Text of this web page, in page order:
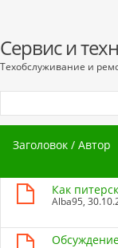
Сервис и
Техобслуживание и
Заголовок / Автор
Как
Alba95,